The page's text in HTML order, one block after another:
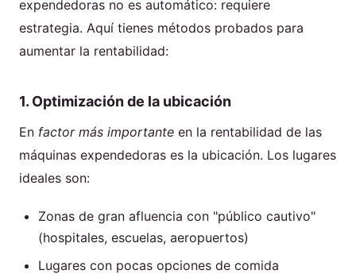
expendedoras no es automático: requiere
estrategia. Aquí tienes métodos probados para
aumentar la rentabilidad:
1. Optimización de la ubicación
En factor más importante en la rentabilidad de las
máquinas expendedoras es la ubicación. Los lugares
ideales son:
Zonas de gran afluencia con "público cautivo"
(hospitales, escuelas, aeropuertos)
Lugares con pocas opciones de comida